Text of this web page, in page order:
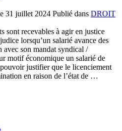
31 juillet 2024Publié dans DROIT
sont recevables à agir en justice
lorsqu’un salarié avance des
avec son mandat syndical /
motif économique un salarié de
justifier que le licenciement
en raison de l’état de …